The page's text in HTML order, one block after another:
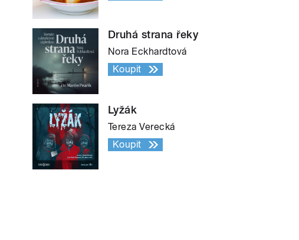
Druhá strana řeky
Nora Eckhardtová
Koupit
Lyžák
Tereza Verecká
Koupit